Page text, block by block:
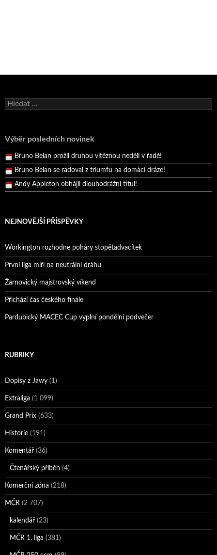
Vyhledávání
Výběr posledních novinek
Andy Appleton obhájil dlouhodrážní titul!
Bruno Belan prožil druhou vítěznou neděli v řadě!
Bruno Belan se radoval z triumfu na domácí dráze!
Andy Appleton obhájil dlouhodrážní titul!
Reprezentační dvojice brala český titul!
NEJNOVĚJŠÍ PŘÍSPĚVKY
Workington rozhodne poháry stopětadvacítek
První liga míří na neutrální dráhu
Žarnovický majstrovský víkend
Přichází čas českého finále
Pardubický MACEC Cup vyplní pondělní podvečer
RUBRIKY
Dopisy z Jawy (1)
Extraliga (1 099)
Grand Prix (633)
Historie (191)
Komentář (36)
Čtenářský příběh (4)
Komerční zóna (218)
MČR (2 707)
kalendář (23)
MČR 1. liga (381)